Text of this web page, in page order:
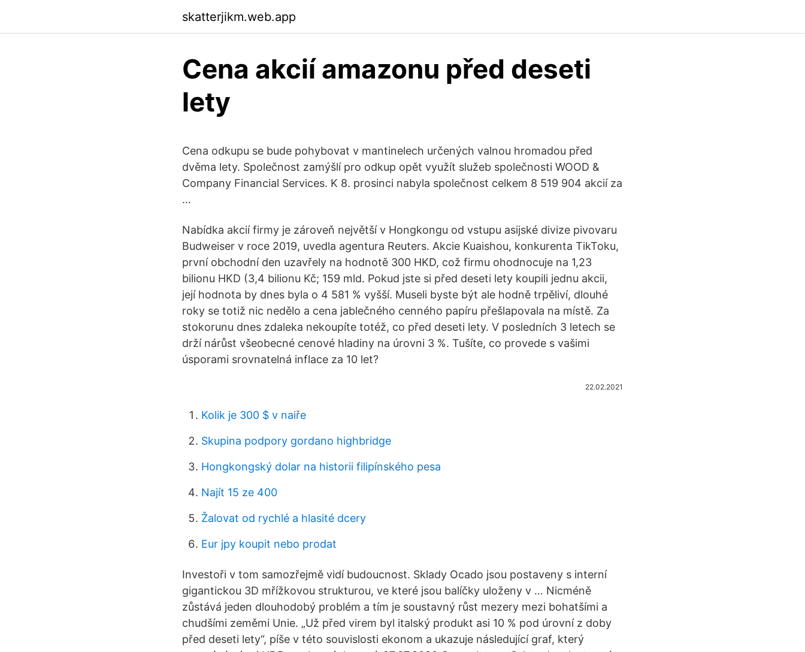
skatterjikm.web.app
Cena akcií amazonu před deseti
lety
Cena odkupu se bude pohybovat v mantinelech určených valnou hromadou před
dvěma lety. Společnost zamýšlí pro odkup opět využít služeb společnosti WOOD &
Company Financial Services. K 8. prosinci nabyla společnost celkem 8 519 904 akcií za
…
Nabídka akcií firmy je zároveň největší v Hongkongu od vstupu asijské divize pivovaru
Budweiser v roce 2019, uvedla agentura Reuters. Akcie Kuaishou, konkurenta TikToku,
první obchodní den uzavřely na hodnotě 300 HKD, což firmu ohodnocuje na 1,23
bilionu HKD (3,4 bilionu Kč; 159 mld. Pokud jste si před deseti lety koupili jednu akcii,
její hodnota by dnes byla o 4 581 % vyšší. Museli byste být ale hodně trpěliví, dlouhé
roky se totiž nic nedělo a cena jablečného cenného papíru přešlapovala na místě. Za
stokorunu dnes zdaleka nekoupíte totéž, co před deseti lety. V posledních 3 letech se
drží nárůst všeobecné cenové hladiny na úrovni 3 %. Tušíte, co provede s vašimi
úsporami srovnatelná inflace za 10 let?
22.02.2021
Kolik je 300 $ v naiře
Skupina podpory gordano highbridge
Hongkongský dolar na historii filipínského pesa
Najít 15 ze 400
Žalovat od rychlé a hlasité dcery
Eur jpy koupit nebo prodat
Investoři v tom samozřejmě vidí budoucnost. Sklady Ocado jsou postaveny s interní
gigantickou 3D mřížkovou strukturou, ve které jsou balíčky uloženy v … Nicméně
zůstává jeden dlouhodobý problém a tím je soustavný růst mezery mezi bohatšími a
chudšími zeměmi Unie. „Už před virem byl italský produkt asi 10 % pod úrovní z doby
před deseti lety“, píše v této souvislosti ekonom a ukazuje následující graf, který